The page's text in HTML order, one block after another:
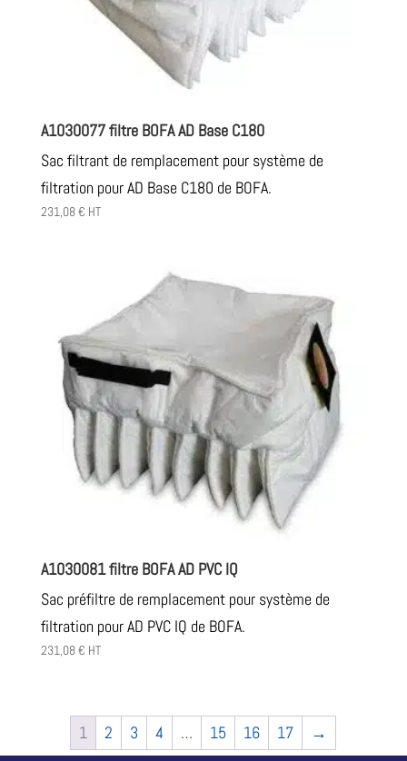
A1030077 filtre BOFA AD Base C180
Sac filtrant de remplacement pour système de
filtration pour AD Base C180 de BOFA.
231,08€ HT
A1030081 filtre BOFA AD PVC IQ
Sac préfiltre de remplacement pour système de
filtration pour AD PVC IQ de BOFA.
231,08€ HT
1 2 3 4 … 15 16 17 →